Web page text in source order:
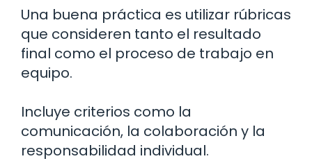
Una buena práctica es utilizar rúbricas
que consideren tanto el resultado
final como el proceso de trabajo en
equipo.
Incluye criterios como la
comunicación, la colaboración y la
responsabilidad individual.